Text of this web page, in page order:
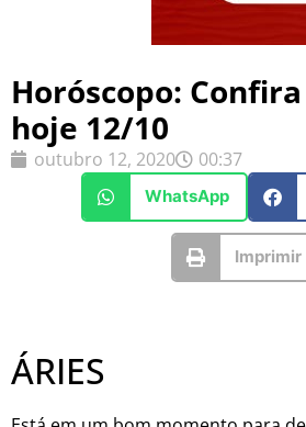
Horóscopo: Confira
hoje 12/10
outubro 12, 2020 00:37
WhatsApp
Imprimir
ÁRIES